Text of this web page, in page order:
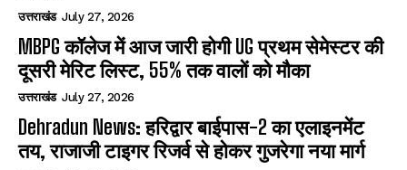
उत्तराखंड July 27, 2026
MBPG कॉलेज में आज जारी होगी UG प्रथम सेमेस्टर की
दूसरी मेरिट लिस्ट, 55% तक वालों को मौका
उत्तराखंड July 27, 2026
Dehradun News: हरिद्वार बाईपास-2 का एलाइनमेंट
तय, राजाजी टाइगर रिजर्व से होकर गुजरेगा नया मार्ग